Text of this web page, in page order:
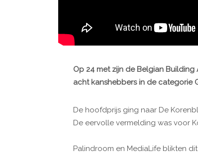
Op 24 met zijn de Belgian Building
acht kanshebbers in de categorie
De hoofdprijs ging naar De
De eervolle vermelding was voor
Palindroom en MediaLife blikten